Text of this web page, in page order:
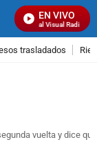
EN VIVO
Señal Visual Radio
trasladados
vuelta y dice